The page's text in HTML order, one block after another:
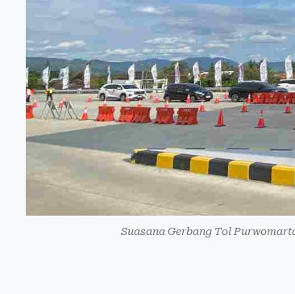
Suasana Gerbang Tol